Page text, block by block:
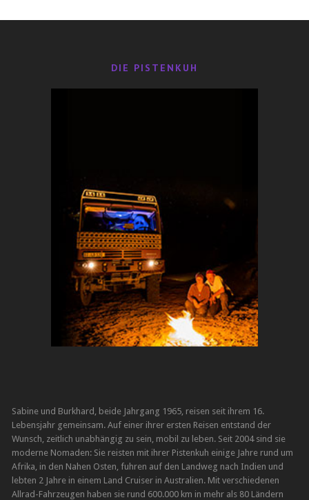
DIE PISTENKUH
Sabine und Burkhard, beide Jahrgang 1965, reisen seit ihrem 16.
Lebensjahr gemeinsam. Auf einer ihrer ersten Reisen entstand der
Wunsch, zeitlich unabhängig zu sein, mobil zu leben. Seit 2004 sind sie
moderne Nomaden: Sie reisten mit ihrer Pistenkuh einige Jahre rund um
Afrika, in den Nahen Osten, fuhren auf den Landweg nach Indien und
lebten 2 Jahre in einem Land Cruiser in Australien. Mit verschiedenen
Allrad-Fahrzeugen haben sie rund 600.000 km in mehr als 80 Ländern